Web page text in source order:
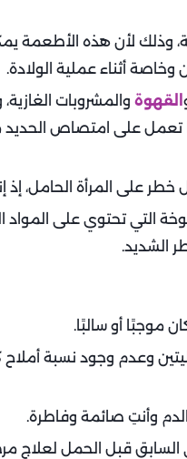
وذلك لأن هذه الأطعمة
أثناء عملية الولادة.
القهوة والمشروبات
تعمل على امتصاص
على المرأة الحامل،
التي تحتوي على
الشديد.
وعدم وجود نسبة أملاح
وأنتِ صائمة وفاطرة.
السابق قبل الحمل لعلاج